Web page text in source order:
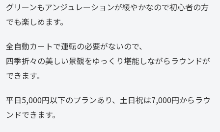
グリーンもアンジュレーションが緩やかなので初心者の方
でも楽しめます。
全自動カートで運転の必要がないので、
四季折々の美しい景観をゆっくり堪能しながらラウンドが
できます。
平日5,000円以下のプランあり、土日祝は7,000円からラウ
ンドできます。